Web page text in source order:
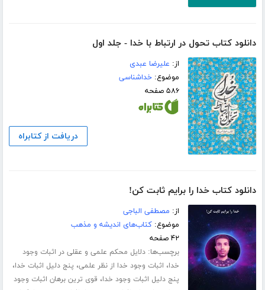
دانلود کتاب تحول در ارتباط با خدا - جلد اول
از: علیرضا عبدی
موضوع:خداشناسی
۵۸۶ صفحه
دریافت از کتابراه
دانلود کتاب خدا را برایم ثابت کن!
از: مصطفی الباجی
موضوع:کتاب‌های اندیشه و مذهب
۴۲ صفحه
برچسب‌ها:دلایل محکم علمی و عقلی در اثبات وجود
خدا، اثبات وجود خدا از نظر علمی، پنج دلیل اثبات خدا،
پنج دلیل اثبات وجود خدا، قوی ترین برهان اثبات وجود